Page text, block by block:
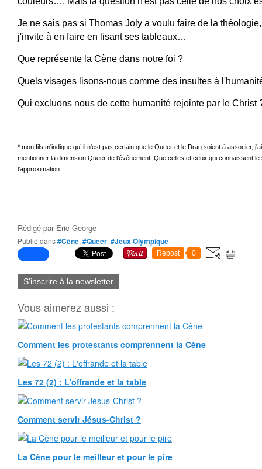
Je ne sais pas si Thomas Joly a voulu faire de la
j'invite à en faire en lisant ses tableaux…
Que représente la Cène dans notre foi ?
Quels visages lisons-nous comme des insultes à
Qui excluons nous de cette humanité rejointe par le Christ
* mon fils m'indique qu’ il n'est pas certain que le Queer et le Drag soient à associer,
mentionner la dimension Queer de l'événement. Que celles et ceux qui connaissent
l'approximation.
Rédigé par Eric George
Publié dans#Cène, #Queer, #Jeux Olympique
Repost 0
S'inscrire à la newsletter
Vous aimerez aussi :
Comment les protestants comprennent la Cène
Les 72 (2) : L'offrande et la table
Comment servir Jésus-Christ ?
La Cène pour le meilleur et pour le pire